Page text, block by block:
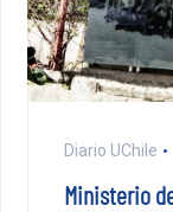
Diario UChile
Ministerio